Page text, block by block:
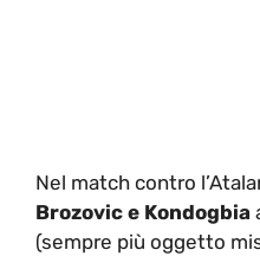
Nel match contro
Brozovic e Kondogbia
(sempre più oggetto